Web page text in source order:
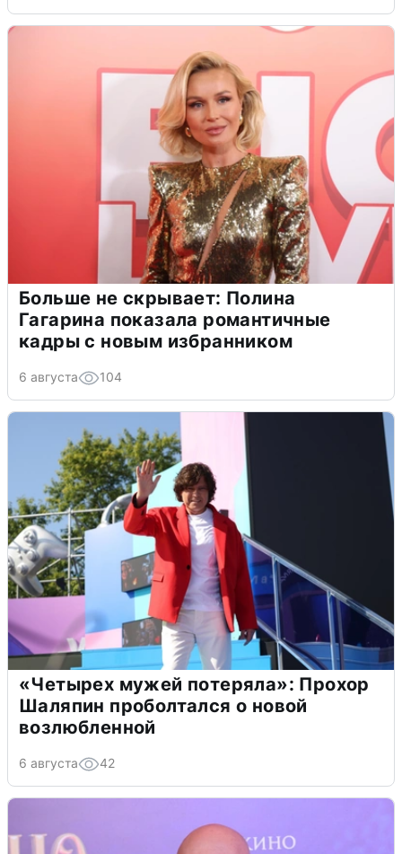
Больше не скрывает: Полина
Гагарина показала романтичные
кадры с новым избранником
6 августа 104
«Четырех мужей потеряла»: Прохор
Шаляпин проболтался о новой
возлюбленной
6 августа 42